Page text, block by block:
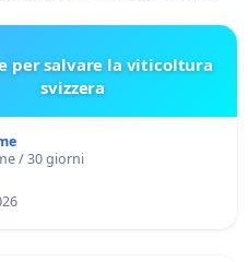
preventive efficaci sono
è chiara: sono
per salvare la viticoltura
svizzera
/ 30 giorni